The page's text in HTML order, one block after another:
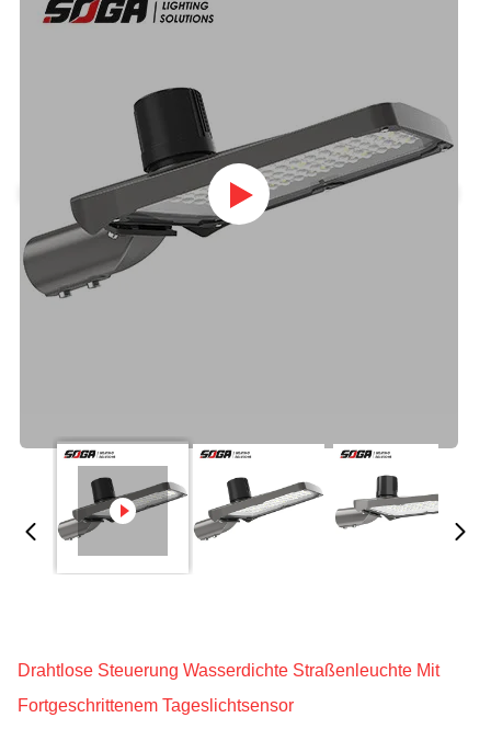
Drahtlose Steuerung Wasserdichte Straßenleuchte Mit
Fortgeschrittenem Tageslichtsensor